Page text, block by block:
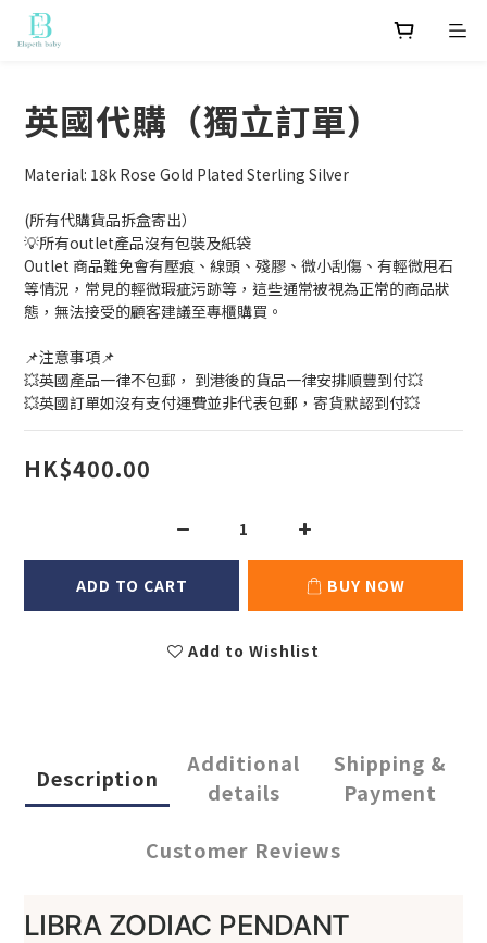
英國代購（獨立訂單）
Material: 18k Rose Gold Plated Sterling Silver
(所有代購貨品拆盒寄出）
💡所有outlet產品沒有包裝及紙袋
Outlet 商品難免會有壓痕、線頭、殘膠、微小刮傷、有輕微甩石
等情況，常見的輕微瑕疵污跡等，這些通常被視為正常的商品狀
態，無法接受的顧客建議至專櫃購買。
📌注意事項📌
💥英國產品一律不包郵， 到港後的貨品一律安排順豐到付💥
💥英國訂單如沒有支付運費並非代表包郵，寄貨默認到付💥
HK$400.00
ADD TO CART BUY NOW
Add to Wishlist
Description
Additional
details
Shipping &
Payment
Customer Reviews
LIBRA ZODIAC PENDANT